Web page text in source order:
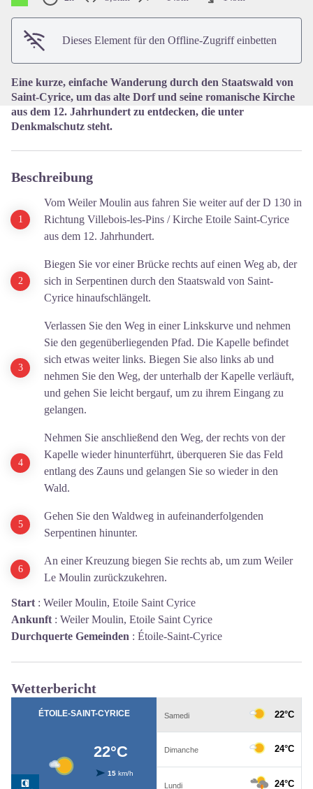
Dieses Element für den Offline-Zugriff einbetten
Eine kurze, einfache Wanderung durch den Staatswald von
Saint-Cyrice, um das alte Dorf und seine romanische Kirche
aus dem 12. Jahrhundert zu entdecken, die unter
Denkmalschutz steht.
Beschreibung
Vom Weiler Moulin aus fahren Sie weiter auf der D 130 in
Richtung Villebois-les-Pins / Kirche Etoile Saint-Cyrice
aus dem 12. Jahrhundert.
Biegen Sie vor einer Brücke rechts auf einen Weg ab, der
sich in Serpentinen durch den Staatswald von Saint-
Cyrice hinaufschlängelt.
Verlassen Sie den Weg in einer Linkskurve und nehmen
Sie den gegenüberliegenden Pfad. Die Kapelle befindet
sich etwas weiter links. Biegen Sie also links ab und
nehmen Sie den Weg, der unterhalb der Kapelle verläuft,
und gehen Sie leicht bergauf, um zu ihrem Eingang zu
gelangen.
Nehmen Sie anschließend den Weg, der rechts von der
Kapelle wieder hinunterführt, überqueren Sie das Feld
entlang des Zauns und gelangen Sie so wieder in den
Wald.
Gehen Sie den Waldweg in aufeinanderfolgenden
Serpentinen hinunter.
An einer Kreuzung biegen Sie rechts ab, um zum Weiler
Le Moulin zurückzukehren.
Start : Weiler Moulin, Etoile Saint Cyrice
Ankunft : Weiler Moulin, Etoile Saint Cyrice
Durchquerte Gemeinden : Étoile-Saint-Cyrice
Wetterbericht